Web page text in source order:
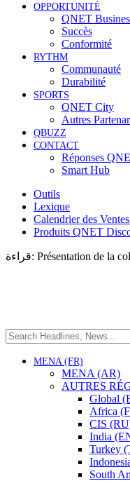
OPPORTUNITÉ
QNET
Succès
Conformité
RYTHM
Communauté
Durabilité
SPORTS
QNET City
Autres
QBUZZ
CONTACT
Réponses
Smart Hub
Outils
Lexique
Calendrier des
Produits QNET
قراءة: Présentation de la
MENA (FR)
MENA (AR)
AUTRES
Global
Africa
CIS
India
Turkey
South